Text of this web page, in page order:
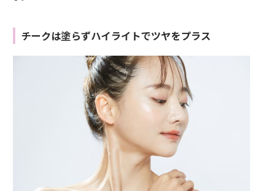
チークは塗らずハイライトでツヤをプラス